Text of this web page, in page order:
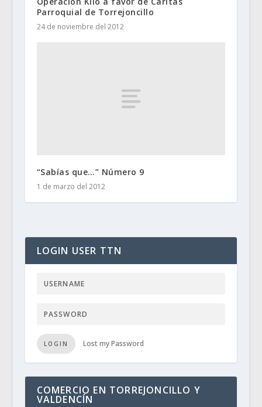
Parroquial de Torrejoncillo
24 de noviembre del 2012
“Sabías que…” Número 9
1 de marzo del 2012
LOGIN USER TTN
LOGIN Lost my Password
COMERCIO EN TORREJONCILLO Y
VALDENCÍN